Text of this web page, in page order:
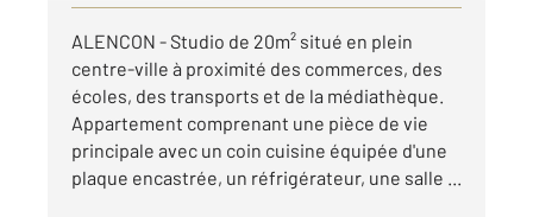
ALENCON - Studio de 20m² situé en plein
centre-ville à proximité des commerces, des
écoles, des transports et de la médiathèque.
Appartement comprenant une pièce de vie
principale avec un coin cuisine équipée d'une
plaque encastrée, un réfrigérateur, une salle ...